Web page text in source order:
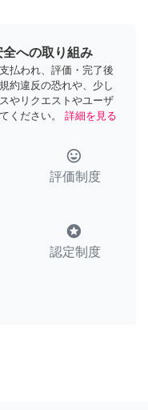
への取り組み
払われ、評価・完了後
約違反の恐れや、少し
やリクエストやユーザ
ください。
詳細を見る
tag_faces
評価制度
stars
認定制度